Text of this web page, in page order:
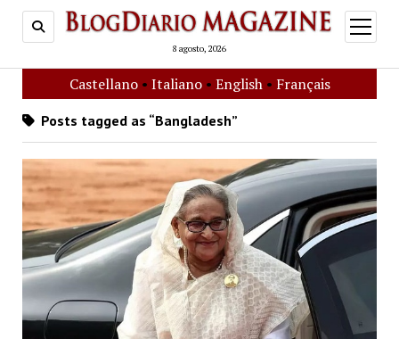
8 agosto, 2026
open
menu
Castellano• Italiano• English• Français
Posts tagged as “Bangladesh”